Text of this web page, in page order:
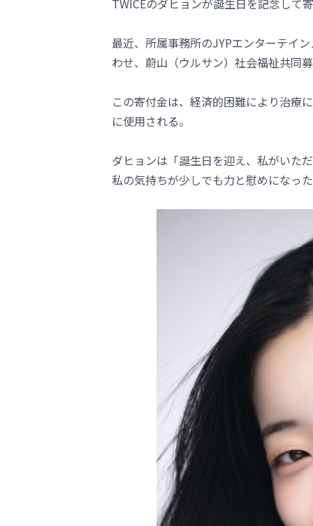
TWICEのダヒョンが誕生日を記念して
最近、所属事務所のJYPエンターテイ
わせ、蔚山（ウルサン）社会福祉共同
この寄付金は、経済的困難により治療
に使用される。
ダヒョンは「誕生日を迎え、私がいた
私の気持ちが少しでも力と慰めになっ